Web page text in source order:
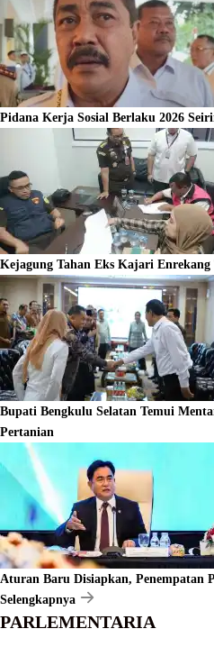
Pidana Kerja Sosial Berlaku 2026
Kejagung Tahan Eks Kajari Enrekang
Bupati Bengkulu Selatan Temui
Pertanian
Aturan Baru Disiapkan, Penempatan
Selengkapnya
PARLEMENTARIA